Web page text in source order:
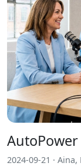
AutoPower
2024-09-21 ·